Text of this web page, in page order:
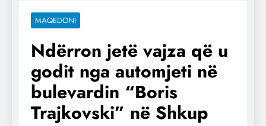
MAQEDONI
Ndërron jetë vajza që u
godit nga automjeti në
bulevardin “Boris
Trajkovski” në Shkup